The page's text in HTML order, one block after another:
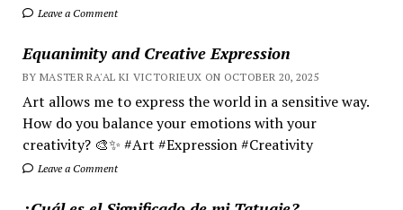
Leave a Comment
Equanimity and Creative Expression
BY MASTER RA'AL KI VICTORIEUX ON OCTOBER 20, 2025
Art allows me to express the world in a sensitive way.
How do you balance your emotions with your
creativity? 🎨✨ #Art #Expression #Creativity
Leave a Comment